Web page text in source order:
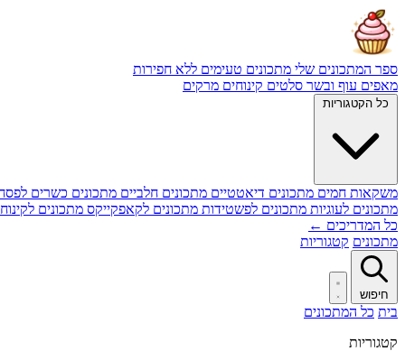
ספר המתכונים שלי מתכונים טעימים ללא חפירות
מאפים עוף ובשר סלטים קינוחים מרקים
כל הקטגוריות
משקאות חמים מתכונים דיאטטיים מתכונים חלביים מתכונים כשרים
מתכונים לעוגיות מתכונים לפשטידות מתכונים לקאפקייקס מתכונים
כל המדריכים ←
מתכונים קטגוריות
חיפוש
בית כל המתכונים
קטגוריות